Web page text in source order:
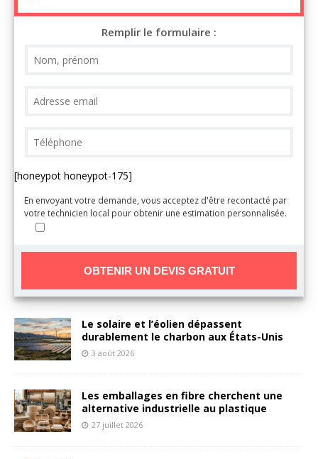
Remplir le formulaire :
[honeypot honeypot-175]
En envoyant votre demande, vous acceptez d'être recontacté par
votre technicien local pour obtenir une estimation personnalisée.
l
t
e
n
a
t
Le solaire et l’éolien dépassent
durablement le charbon aux États-Unis
3 août 2026
Les emballages en fibre cherchent une
alternative industrielle au plastique
27 juillet 2026